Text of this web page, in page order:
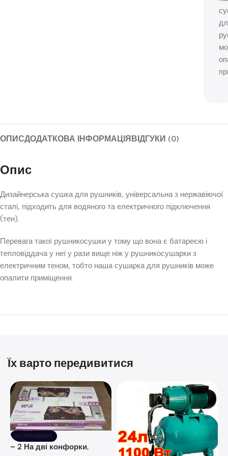
ОПИСДОДАТКОВА ІНФОРМАЦІЯВІДГУКИ (0)
Опис
Дизайнерська сушка для рушників, універсальна з нержавіючої
сталі, підходить для водяного та електричного підключення
(тен).
Перевага такої рушникосушки у тому що вона є батареєю і
тепловіддача у неї у рази вище ніж у рушникосушарки з
електричним теном, тобто наша сушарка для рушників може
опалити приміщення.
Їх варто передивитися
РОЗПРОДАНО
– 2 На дві конфорки,